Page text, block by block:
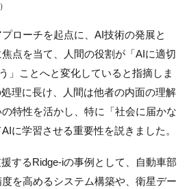
ローチを起点に、AI技術の発展と
焦点を当て、人間の役割が「AIに適切
」ことへと変化していると指摘しま
理に長け、人間は他者の内面の理解
特性を活かし、特に「社会に届かな
に学習させる重要性を説きました。
するRidge-iの事例として、自動車部
を高めるシステム構築や、衛星デー